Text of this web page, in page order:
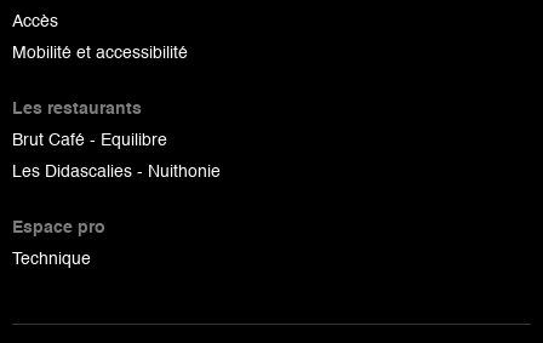
Accès
Mobilité et accessibilité
Les restaurants
Brut Café - Equilibre
Les Didascalies - Nuithonie
Espace pro
Technique